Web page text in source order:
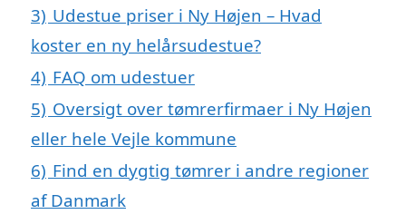
3) Udestue priser i Ny Højen – Hvad
koster en ny helårsudestue?
4) FAQ om udestuer
5) Oversigt over tømrerfirmaer i Ny Højen
eller hele Vejle kommune
6) Find en dygtig tømrer i andre regioner
af Danmark